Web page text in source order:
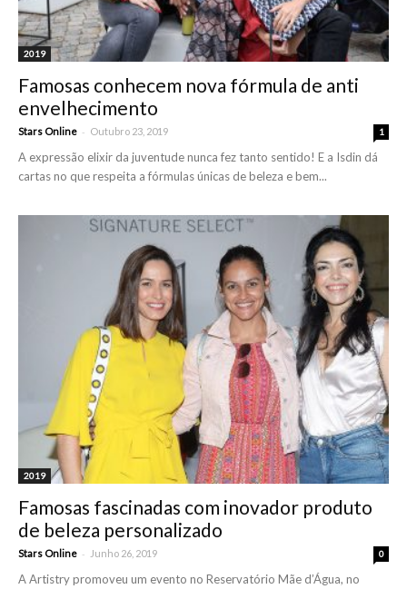
2019
Famosas conhecem nova fórmula de anti
envelhecimento
Stars Online - Outubro 23, 2019 1
A expressão elixir da juventude nunca fez tanto sentido! E a Isdin dá
cartas no que respeita a fórmulas únicas de beleza e bem...
2019
Famosas fascinadas com inovador produto
de beleza personalizado
Stars Online - Junho 26, 2019 0
A Artistry promoveu um evento no Reservatório Mãe d’Água, no